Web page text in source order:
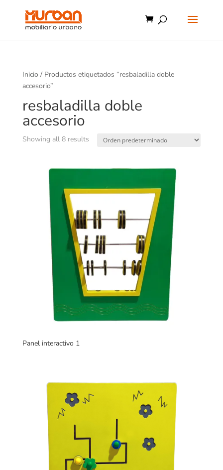
Inicio / Productos etiquetados “resbaladilla doble
accesorio”
resbaladilla doble
accesorio
Showing all 8 results
Panel interactivo 1